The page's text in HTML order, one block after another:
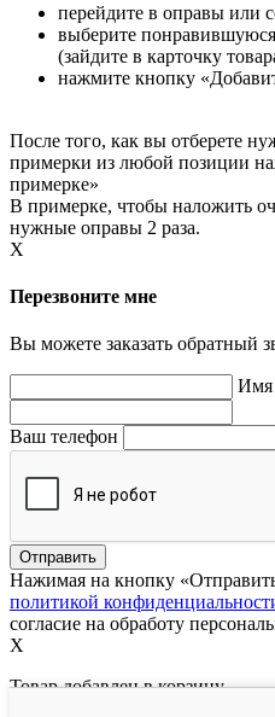
перейдите в оправы или
выберите
(зайдите в карточку
нажмите кнопку
После того, как вы отберете
примерки из любой позиции
примерке»
В примерке, чтобы наложить
нужные оправы 2 раза.
X
Перезвоните мне
Вы можете заказать обратный
Имя
Ваш телефон
Нажимая на кнопку
политикой
согласие на обработу
X
Товар добавлен в корзину